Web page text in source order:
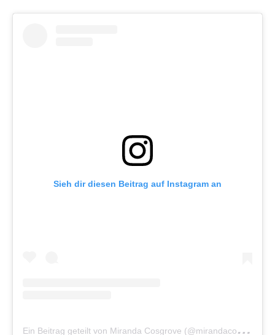
Sieh dir diesen Beitrag auf Instagram an
E
in Beitrag geteilt von Miranda Cosgrove (@mirandacosgrove)